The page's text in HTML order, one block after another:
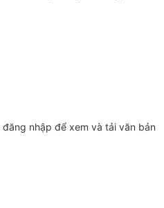
đăng nhập để xem và tải văn bản